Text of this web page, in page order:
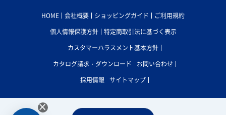
HOME 会社概要 ショッピングガイド
ご利用規約
個人情報保護方針
特定商取引法に基づく表示
カスタマーハラスメント基本方針
カタログ請求・ダウンロード
お問い合わせ
採用情報
サイトマップ
×